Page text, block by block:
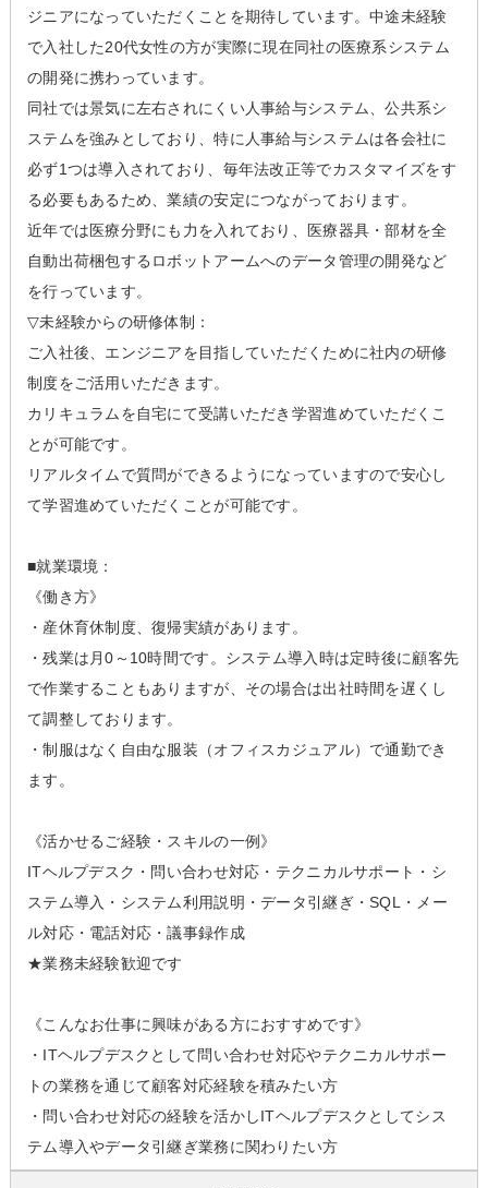
ジニアになっていただくことを期待しています。中途未経験
で入社した20代女性の方が実際に現在同社の医療系システム
の開発に携わっています。
同社では景気に左右されにくい人事給与システム、公共系シ
ステムを強みとしており、特に人事給与システムは各会社に
必ず1つは導入されており、毎年法改正等でカスタマイズをす
る必要もあるため、業績の安定につながっております。
近年では医療分野にも力を入れており、医療器具・部材を全
自動出荷梱包するロボットアームへのデータ管理の開発など
を行っています。
▽未経験からの研修体制：
ご入社後、エンジニアを目指していただくために社内の研修
制度をご活用いただきます。
カリキュラムを自宅にて受講いただき学習進めていただくこ
とが可能です。
リアルタイムで質問ができるようになっていますので安心し
て学習進めていただくことが可能です。
■就業環境：
《働き方》
・産休育休制度、復帰実績があります。
・残業は月0～10時間です。システム導入時は定時後に顧客先
で作業することもありますが、その場合は出社時間を遅くし
て調整しております。
・制服はなく自由な服装（オフィスカジュアル）で通勤でき
ます。
《活かせるご経験・スキルの一例》
ITヘルプデスク・問い合わせ対応・テクニカルサポート・シ
ステム導入・システム利用説明・データ引継ぎ・SQL・メー
ル対応・電話対応・議事録作成
★業務未経験歓迎です
《こんなお仕事に興味がある方におすすめです》
・ITヘルプデスクとして問い合わせ対応やテクニカルサポー
トの業務を通じて顧客対応経験を積みたい方
・問い合わせ対応の経験を活かしITヘルプデスクとしてシス
テム導入やデータ引継ぎ業務に関わりたい方